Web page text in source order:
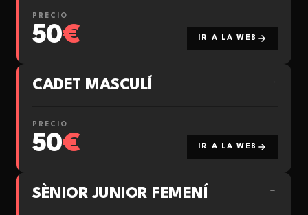
PRECIO
50€ IR A LA WEB
CADET MASCULÍ →
PRECIO
50€ IR A LA WEB
SÈNIOR JUNIOR FEMENÍ →